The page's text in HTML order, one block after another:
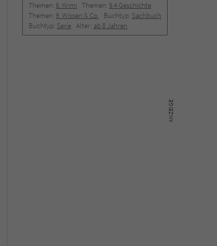
Themen: 6. Krimi Themen: 9.4 Geschichte
Themen: 9. Wissen & Co. Buchtyp: Sachbuch
Buchtyp: Serie Alter: ab 8 Jahren